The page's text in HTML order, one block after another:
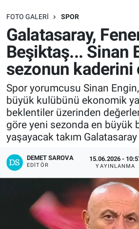
FOTO GALERI SPOR
Galatasaray,
Beşiktaş... Sinan
sezonun kaderini
Spor yorumcusu Sinan
büyük kulübünü ekonomik
beklentiler üzerinden
göre yeni sezonda en büyük
yaşayacak takım
DEMET SAROVA
EDITÖR
15.06.2026 -
YAYINLANMA
SAĞLIK
EKONOMİ
EĞİTİM
ÖZEL HABER
Keşfet
ASTROLOJİ
MANŞET
RESMİ İLANLAR
İLAN